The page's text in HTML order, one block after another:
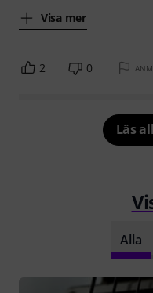
Visa mer
2 0
Läs
Alla